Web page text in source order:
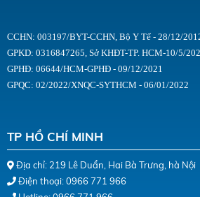
CCHN: 003197/BYT-CCHN, Bộ Y Tế - 28/12/
GPKD: 0316847265, Sở KHĐT-TP. HCM-10/5/
GPHĐ: 06644/HCM-GPHĐ - 09/12/2021
GPQC: 02/2022/XNQC-SYTHCM - 06/01/2022
TP HỒ CHÍ MINH
Địa chỉ: 219 Lê Duẩn, Hai Bà Trưng, hà Nội
Điện thoại: 0966 771 966